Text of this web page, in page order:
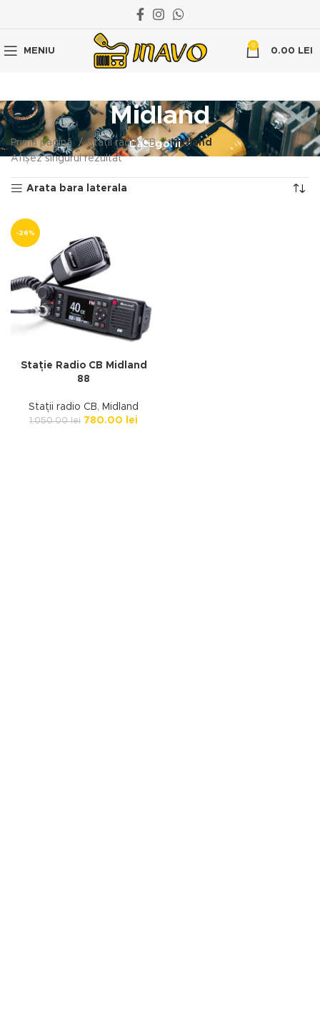
MENIU
0
0.00 LEI
Midland
Categorii
Prima pagină Stații radio CB
Midland
Afișez singurul rezultat
Arata bara laterala
-26%
Stație Radio CB Midland
88
Stații radio CB, Midland
1,050.00lei 780.00 lei